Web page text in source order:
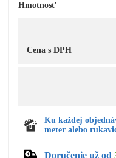
Hmotnosť
Cena s DPH
Ku každej
meter alebo
Doručenie už od